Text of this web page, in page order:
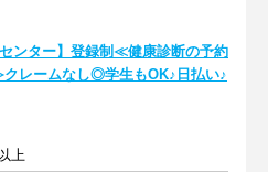
センター】登録制≪健康診断の予約
レームなし◎学生もOK♪日払い♪
上